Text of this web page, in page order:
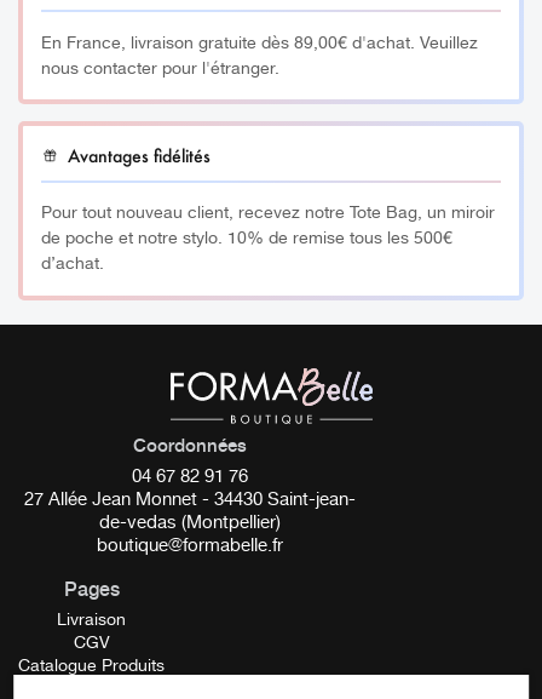
Le Wonderlack Extrem s’applique sans limer la plaque des
ongles pour un respect total des ongles naturels et fond
en 5 minutes !
Wonderlack Extrem Degraissant (Ref: WLED125)
Contenance: 125ml
_________
Formation disponibleICI
En France, livraison gratuite dès 89,00€ d'achat. Veuillez
nous contacter pour l'étranger.
Avantages fidélités
Pour tout nouveau client, recevez notre Tote Bag, un miroir
de poche et notre stylo. 10% de remise tous les 500€
d’achat.
Coordonnées
04 67 82 91 76
27 Allée Jean Monnet - 34430 Saint-jean-
de-vedas (Montpellier)
boutique@formabelle.fr
Pages
Livraison
CGV
Catalogue Produits